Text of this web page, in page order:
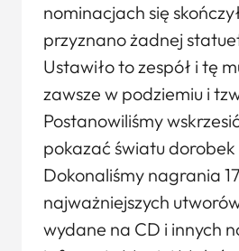
nominacjach się
przyznano żadnej
Ustawiło to zespół i tę
zawsze w podziemiu i
Postanowiliśmy
pokazać światu
Dokonaliśmy nagrania 17
najważniejszych
wydane na CD i innych